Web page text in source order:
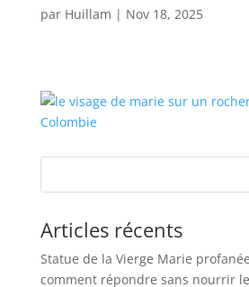
par Huillam | Nov 18, 2025
Articles récents
Statue de la Vierge Marie
comment répondre sans nourrir